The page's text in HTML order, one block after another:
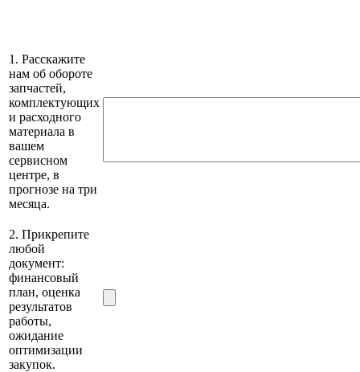
1. Расскажите
нам об обороте
запчастей,
комплектующих
и расходного
материала в
вашем
сервисном
центре, в
прогнозе на три
месяца.
2. Прикрепите
любой
документ:
финансовый
план, оценка
результатов
работы,
ожидание
оптимизации
закупок.